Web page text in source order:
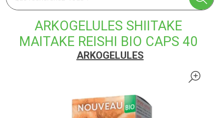
ARKOGELULES SHIITAKE
MAITAKE REISHI BIO CAPS 40
ARKOGELULES